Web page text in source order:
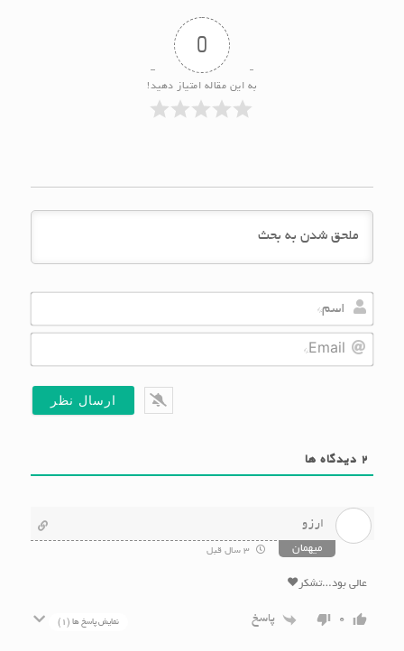
0
به این مقاله امتیاز دهید!
Name*
2 دیدگاه ها
ارزو
میهمان
عالی بود…تشکر♥️
0 پاسخ نمایش پاسخ ها (1)